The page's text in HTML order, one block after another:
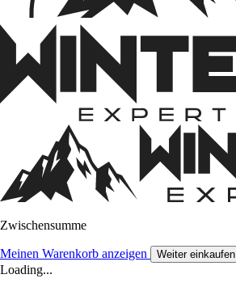
Zwischensumme
Meinen Warenkorb anzeigen Weiter einkaufen
Loading...